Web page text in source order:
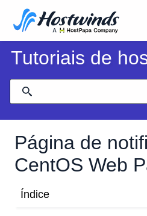
Tutoriais de
Página de
CentOS Web
Índice